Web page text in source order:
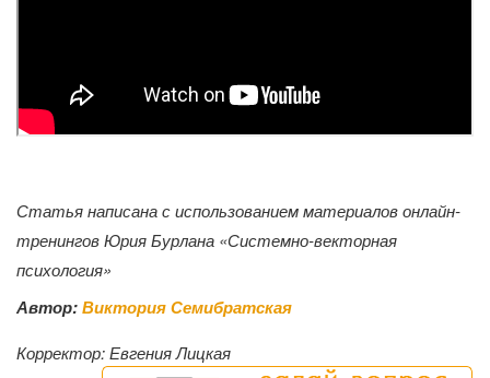
Статья написана с использованием материалов онлайн-
тренингов Юрия Бурлана «Системно-векторная
психология»
Автор:Виктория Семибратская
Корректор:Евгения Лицкая